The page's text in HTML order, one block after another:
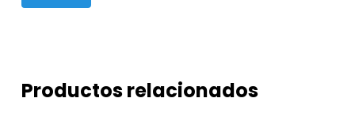
Productos relacionados